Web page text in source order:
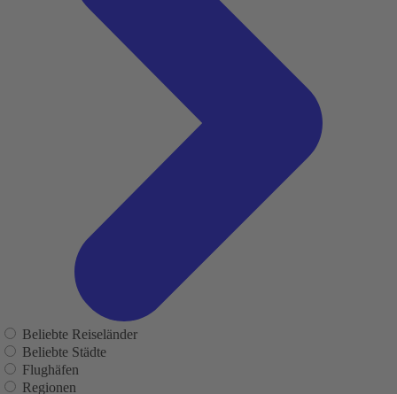
Beliebte Reiseländer
Beliebte Städte
Flughäfen
Regionen